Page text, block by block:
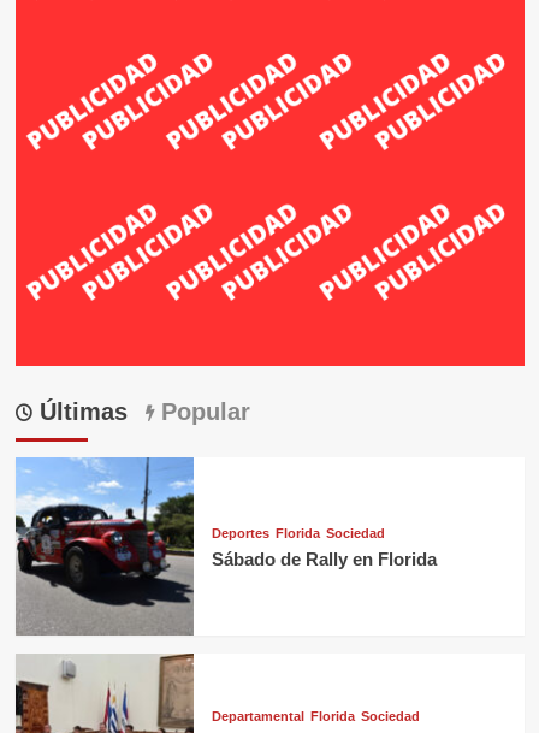
Últimas Popular
Deportes Florida Sociedad
Sábado de Rally en Florida
Departamental Florida Sociedad